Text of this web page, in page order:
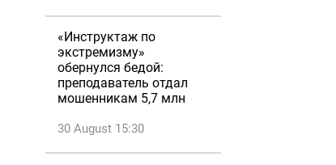
«Инструктаж по
экстремизму»
обернулся бедой:
преподаватель отдал
мошенникам 5,7 млн
30 August 15:30